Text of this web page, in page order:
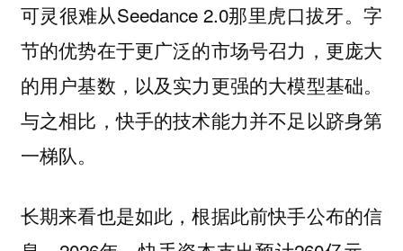
可灵很难从Seedance 2.0那里虎口拔牙。字
节的优势在于更广泛的市场号召力，更庞大
的用户基数，以及实力更强的大模型基础。
与之相比，快手的技术能力并不足以跻身第
一梯队。
长期来看也是如此，根据此前快手公布的信